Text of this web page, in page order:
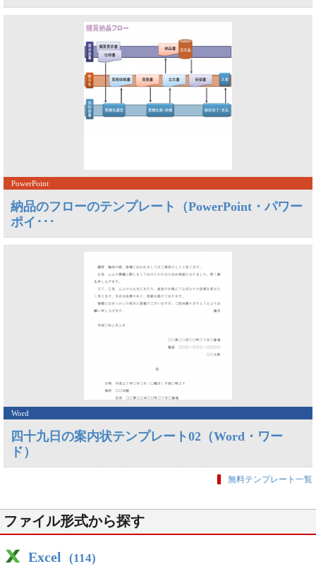
PowerPoint
納品のフローのテンプレート（PowerPoint・パワー
ポイ･･･
Word
四十九日の案内状テンプレート02（Word・ワー
ド）
無料テンプレート一覧
ファイル形式から探す
Excel (114)